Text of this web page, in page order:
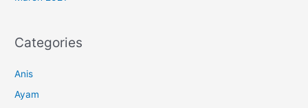
Categories
Anis
Ayam